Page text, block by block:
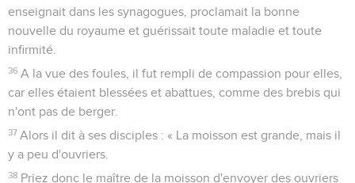
enseignait dans les synagogues, proclamait la bonne
nouvelle du royaume et guérissait toute maladie et toute
infirmité.
36 A la vue des foules, il fut rempli de compassion pour elles,
car elles étaient blessées et abattues, comme des brebis qui
n'ont pas de berger.
37 Alors il dit à ses disciples : « La moisson est grande, mais il
y a peu d'ouvriers.
38 Priez donc le maître de la moisson d'envoyer des ouvriers